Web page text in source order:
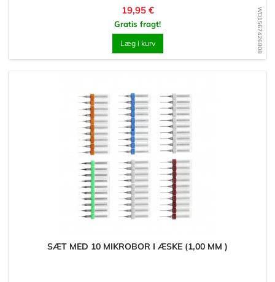
WD1567426808
Pris
19,95 €
Gratis fragt!
Læg i kurv
SÆT MED 10 MIKROBOR I ÆSKE (1,00 MM )